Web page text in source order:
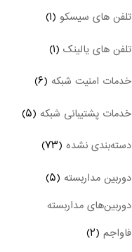
تلفن های سیسکو (۱)
تلفن های یالینک (۱)
خدمات امنیت شبکه (۶)
خدمات پشتیبانی شبکه (۵)
دسته‌بندی نشده (۷۳)
دوربین‌ مداربسته (۵)
دوربین‌های مداربسته
فاواجم (۲)